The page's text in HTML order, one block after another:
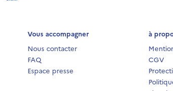
Vous accompagner
Nous contacter
FAQ
Espace presse
à
CGV